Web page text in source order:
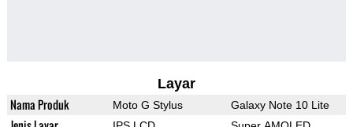
Layar
Nama Produk Moto G Stylus Galaxy Note 10 Lite